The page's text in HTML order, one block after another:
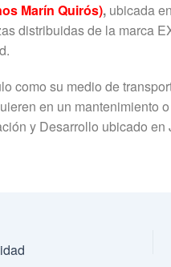
Marín Quirós), ubicada
distribuidas de la marca
como su medio de
en un
y Desarrollo ubicado en